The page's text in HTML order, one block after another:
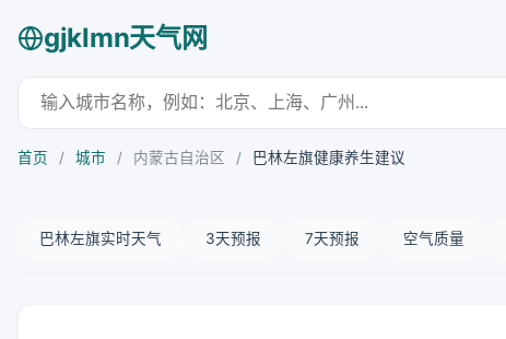
gjklmn天气网
首页 / 城市 / 内蒙古自治区 / 巴林左旗健康养生建议
巴林左旗实时天气 3天预报 7天预报 空气质量